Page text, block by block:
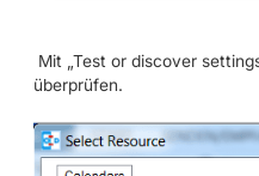
Mit „Test or discover
überprüfen.